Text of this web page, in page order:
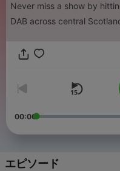
Never miss a show by
DAB across central
00:00
エピソード